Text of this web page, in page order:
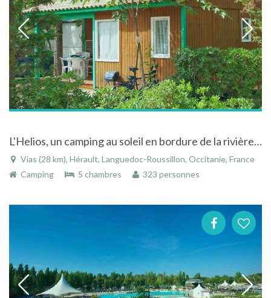
L'Helios, un camping au soleil en bordure de la rivière « Le Libron » à Vias
Vias (28 km), Hérault, Languedoc-Roussillon, Occitanie, France
Camping
5 chambres 323 personnes